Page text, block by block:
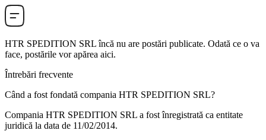
HTR SPEDITION SRLîncă nu are postări publicate. Odată ce o va
face, postările vor apărea aici.
Întrebări frecvente
Când a fost fondată compania HTR SPEDITION SRL?
Compania HTR SPEDITION SRL a fost înregistrată ca entitate
juridică la data de 11/02/2014.